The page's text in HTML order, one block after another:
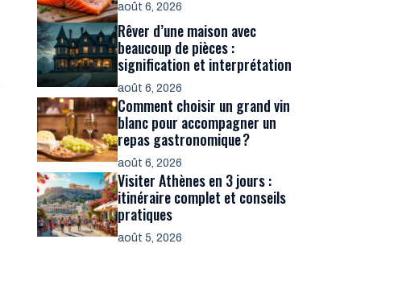
août 6, 2026
Rêver d’une maison avec
beaucoup de pièces :
signification et interprétation
août 6, 2026
Comment choisir un grand vin
blanc pour accompagner un
repas gastronomique ?
août 6, 2026
Visiter Athènes en 3 jours :
itinéraire complet et conseils
pratiques
août 5, 2026